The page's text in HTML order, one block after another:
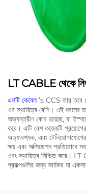
LT CABLE থেকে
এলটি কেবেল ’s CCS তার তবে
এর স্থায়িত্ব বেশি। এই ধরনের
অভ্যন্তরীণ কোর রয়েছে, যা
করে। এটি বেশ কয়েকটি
অত্যাবশ্যক, এবং
ক্ষয় এবং অক্সিডেশন প্রতিরোধে
এবং স্থায়িত্ব নিশ্চিত করে।
প্রকল্পগুলির জন্য কার্যকর যা